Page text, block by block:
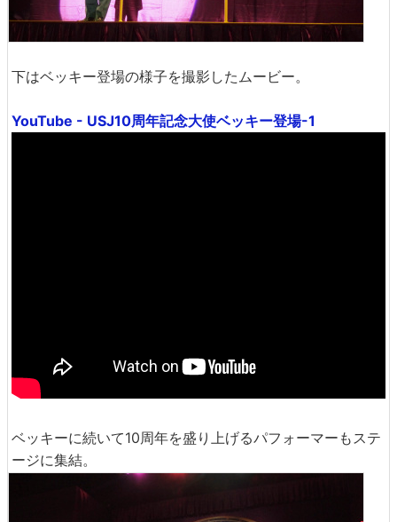
下はベッキー登場の様子を撮影したムービー。
YouTube - USJ10周年記念大使ベッキー登場-1
ベッキーに続いて10周年を盛り上げるパフォーマーもステ
ージに集結。